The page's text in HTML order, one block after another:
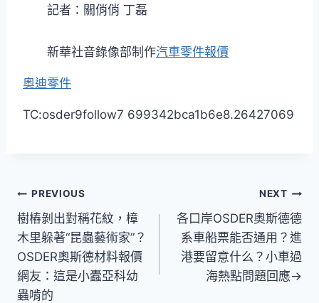
記者：關俏俏 丁磊
新華社音錄像部制作汽車零件報價
奧迪零件
TC:osder9follow7 699342bca1b6e8.26427069
文
章
導
覽
PREVIOUS
樹樁剝出對稱花紋，樟
木里躲著“昆蟲藝術家”？
OSDER奧斯德材料報價
網友：這是小蠹亞科幼
蟲啃的
NEXT
各口岸OSDER奧斯德德
系車船票能否通用？進
港要留意什么？小車過
海熱點問題回應→